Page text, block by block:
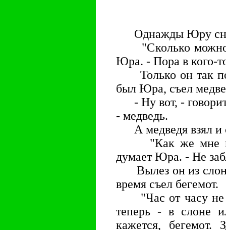
Однажды Юру
"Сколько можно
Юра. - Пора в кого-
Только он так
был Юра, съел
- Ну вот, -
- медведь.
А медведя взял и
"Как же мне
думает Юра. - Не
Вылез он из
время съел бегемот.
"Час от часу не
теперь - в слоне
кажется, бегемот.